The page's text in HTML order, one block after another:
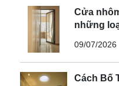
Cửa
những
nhôm
09/07/2026
Cách Bố